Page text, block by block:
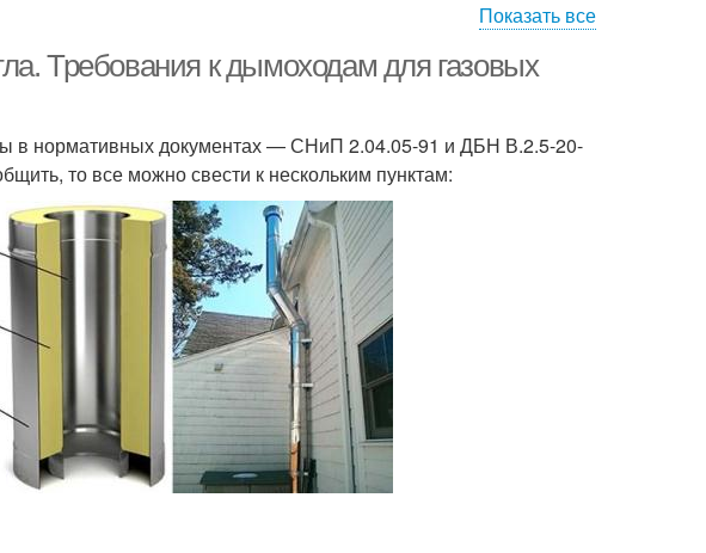
Показать все
Требования к дымоходам для газовых
в нормативных документах — СНиП 2.04.05-91 и ДБН В.2.5-20-
то все можно свести к нескольким пунктам: